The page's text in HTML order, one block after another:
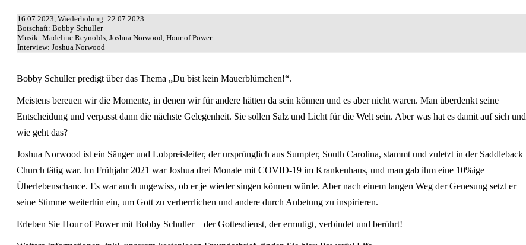
16.07.2023, Wiederholung: 22.07.2023
Botschaft: Bobby Schuller
Musik: Madeline Reynolds, Joshua Norwood, Hour of Power
Interview: Joshua Norwood
Bobby Schuller predigt über das Thema „Du bist kein Mauerblümchen!“.
Meistens bereuen wir die Momente, in denen wir für andere hätten da sein können und es aber nicht waren. Man überdenkt seine
Entscheidung und verpasst dann die nächste Gelegenheit. Sie sollen Salz und Licht für die Welt sein. Aber was hat es damit auf sich und
wie geht das?
Joshua Norwood ist ein Sänger und Lobpreisleiter, der ursprünglich aus Sumpter, South Carolina, stammt und zuletzt in der Saddleback
Church tätig war. Im Frühjahr 2021 war Joshua drei Monate mit COVID-19 im Krankenhaus, und man gab ihm eine 10%ige
Überlebenschance. Es war auch ungewiss, ob er je wieder singen können würde. Aber nach einem langen Weg der Genesung setzt er
seine Stimme weiterhin ein, um Gott zu verherrlichen und andere durch Anbetung zu inspirieren.
Erleben Sie Hour of Power mit Bobby Schuller – der Gottesdienst, der ermutigt, verbindet und berührt!